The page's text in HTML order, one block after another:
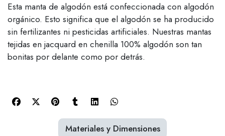
Esta manta de algodón está confeccionada con algodón
orgánico. Esto significa que el algodón se ha producido
sin fertilizantes ni pesticidas artificiales. Nuestras mantas
tejidas en jacquard en chenilla 100% algodón son tan
bonitas por delante como por detrás.
Materiales y Dimensiones